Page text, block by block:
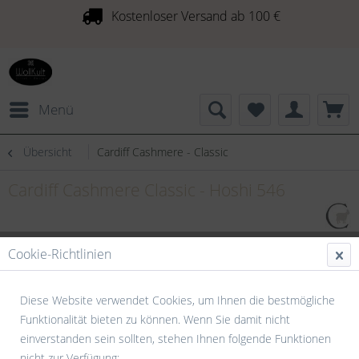
Kostenloser Versand ab 100 €
Menü
Übersicht Cardiff Cashmere - Classic
Cookie-Richtlinien
Diese Website verwendet Cookies, um Ihnen die bestmögliche
Funktionalität bieten zu können. Wenn Sie damit nicht
einverstanden sein sollten, stehen Ihnen folgende Funktionen